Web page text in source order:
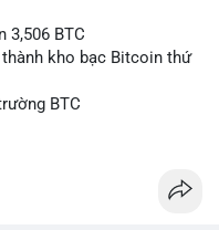
3,506 BTC
kho bạc Bitcoin thứ
BTC